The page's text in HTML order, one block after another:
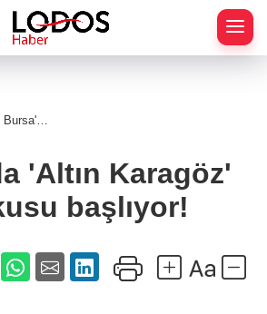
Bursa'da
coşkusu
başlıyor!'Altın Karagöz'
başlıyor!